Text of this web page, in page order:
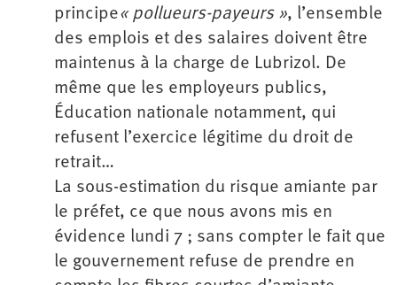
principe« pollueurs-payeurs », l’ensemble
des emplois et des salaires doivent être
maintenus à la charge de Lubrizol. De
même que les employeurs publics,
Éducation nationale notamment, qui
refusent l’exercice légitime du droit de
retrait…
La sous-estimation du risque amiante par
le préfet, ce que nous avons mis en
évidence lundi 7 ; sans compter le fait que
le gouvernement refuse de prendre en